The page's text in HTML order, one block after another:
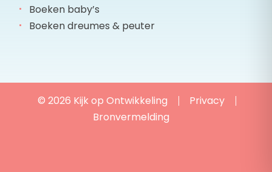
Boeken baby’s
Boeken dreumes & peuter
© 2026 Kijk op Ontwikkeling
Privacy
Bronvermelding